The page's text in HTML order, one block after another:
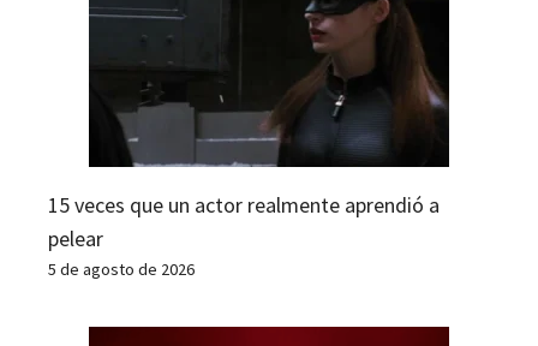
15 veces que un actor realmente aprendió a
pelear
5 de agosto de 2026